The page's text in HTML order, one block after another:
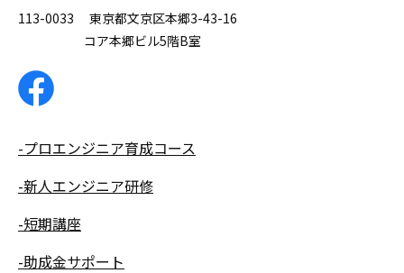
113-0033 東京都文京区本郷3-43-16
コア本郷ビル5階B室
-プロエンジニア育成コース
-新人エンジニア研修
-短期講座
-助成金サポート